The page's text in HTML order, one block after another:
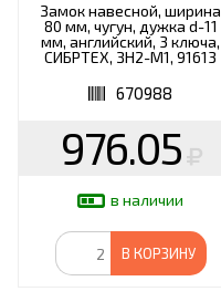
Замок навесной, ширина
80 мм, чугун, дужка d-11
мм, английский, 3 ключа,
СИБРТЕХ, ЗН2-М1, 91613
670988
976.05
в наличии
В КОРЗИНУ